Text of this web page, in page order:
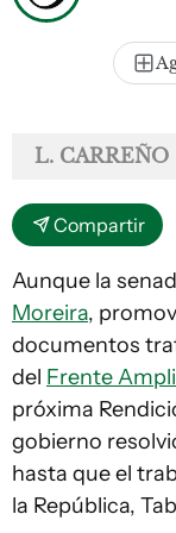
L. CARREÑO
Compartir
Aunque la
Moreira,
documentos
del Frente
próxima
gobierno
hasta que el
la República,